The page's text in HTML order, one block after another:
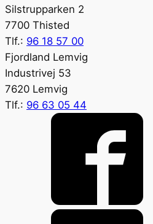
Silstrupparken 2
7700 Thisted
Tlf.: 96 18 57 00
Fjordland Lemvig
Industrivej 53
7620 Lemvig
Tlf.: 96 63 05 44